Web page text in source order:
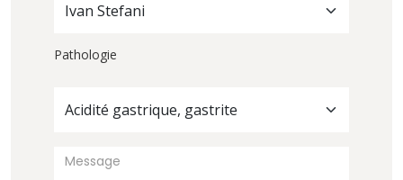
Ivan Stefani
Pathologie
Acidité gastrique, gastrite